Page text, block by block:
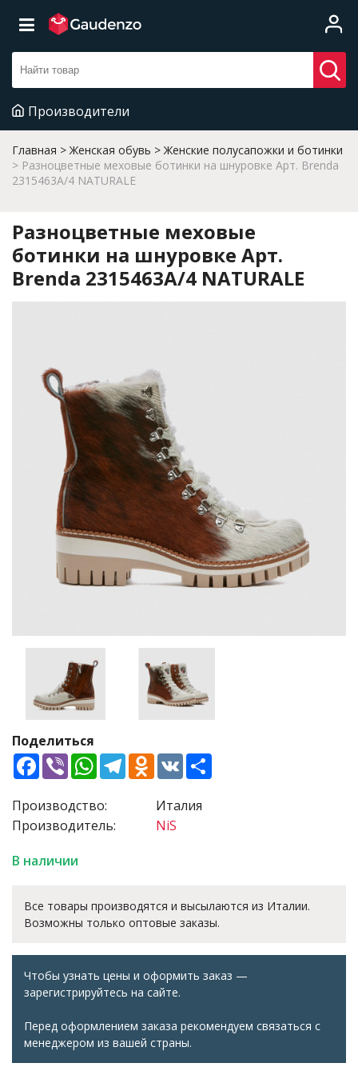
Производители
Главная Женская обувь
Женские полусапожки и ботинки
Разноцветные меховые ботинки на шнуровке Арт. Brenda
2315463A/4 NATURALE
Разноцветные меховые
ботинки на шнуровке Арт.
Brenda 2315463A/4 NATURALE
Поделиться
Facebook
ViberWhatsApp
TelegramOdnoklassniki
VK
Производство:
Производитель:
Италия
NiS
В наличии
Все товары производятся и высылаются из Италии.
Возможны только оптовые заказы.
Чтобы узнать цены и оформить заказ —
зарегистрируйтесь на сайте.
Перед оформлением заказа рекомендуем связаться с
менеджером из вашей страны.